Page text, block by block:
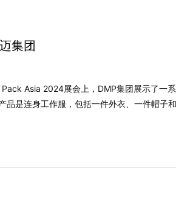
集团
Asia 2024展会上，DMP集团展示了一
是连身工作服，包括一件外衣、一件帽子